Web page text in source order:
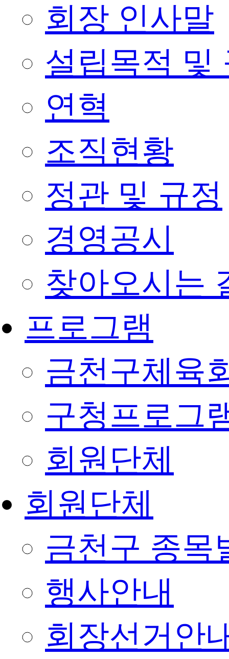
회장 인사말
설립목적 및
연혁
조직현황
정관 및 규정
경영공시
찾아오시는
프로그램
금천구체육
구청프로그
회원단체
회원단체
금천구 종목
행사안내
회장선거안